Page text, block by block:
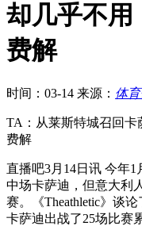
却几乎不用
费解
时间：03-14 来源： 体
TA：从莱斯特城召回卡
费解
直播吧3月14日讯 今年
中场卡萨迪，但意大利
赛。《Theathletic》谈
卡萨迪出战了25场比赛